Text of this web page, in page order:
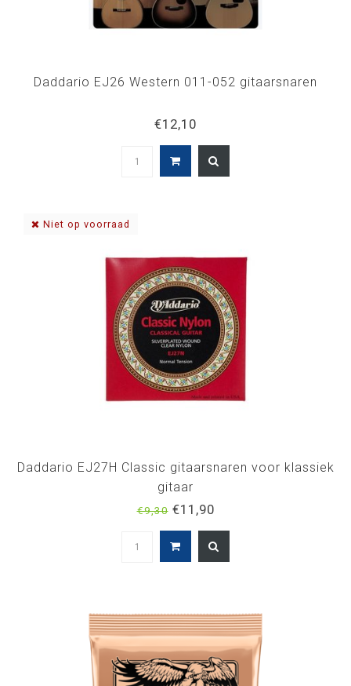
Daddario EJ26 Western 011-052 gitaarsnaren
€12,10
Niet op voorraad
Daddario EJ27H Classic gitaarsnaren voor klassiek
gitaar
€9,30€11,90